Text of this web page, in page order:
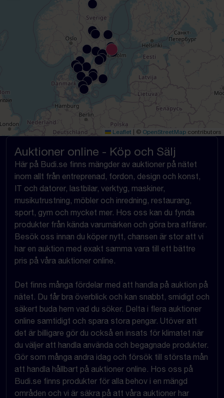
Leaflet | © OpenStreetMap contributors
Auktioner online - Köp och Sälj
Här på Budi.se finns mängder av auktioner på nätet
inom allt från entreprenad, fordon, design och konst,
IT och datorer, lastbilar, verktyg, maskiner,
musikutrustning, möbler och inredning, restaurang,
sport, gym och mycket mer. Hos oss kan du fynda
produkter från kända varumärken och göra bra affärer.
Besök oss innan du köper nytt, chansen är stor att vi
har en auktion med exakt samma vara till ett bättre
pris på våra auktioner online.
Det finns många fördelar med att handla på auktion på
nätet. Du får bra överblick och kan snabbt, smidigt och
säkert buda hem vad du söker. Delta i flera auktioner
online samtidigt och spara stora pengar. Utöver att
det är billigare gör du också en insats för klimatet när
du väljer att handla använda och begagnade produkter.
Gör som många andra idag och försök till största mån
att handla hållbart på auktioner online. Hos oss på
Budi.se finns produkter för alla behov i en mängd
områden och vi är säkra på att våra auktioner har